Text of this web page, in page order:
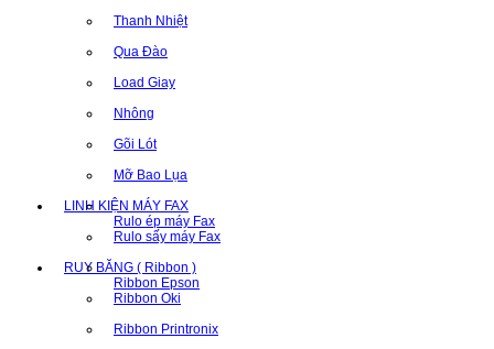
Thanh Nhiệt
Qua Đào
Load Giay
Nhông
Gõi Lót
Mỡ Bao Lụa
LINH KIỆN MÁY FAX
Rulo ép máy Fax
Rulo sấy máy Fax
RUY BĂNG ( Ribbon )
Ribbon Epson
Ribbon Oki
Ribbon Printronix